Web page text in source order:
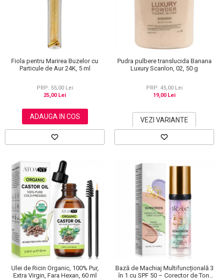
Scrub / Balsam de buze
Netestate pe Animale
Fiola pentru Marirea Buzelor cu
Particule de Aur 24K, 5 ml
PRP: 55,00 Lei
25,00 Lei
ADAUGA IN COS
Pudra pulbere translucida Banana
Luxury Scanlon, 02, 50 g
PRP: 45,00 Lei
19,00 Lei
VEZI VARIANTE
Ulei de Ricin Organic, 100% Pur,
Extra Virgin, Fara Hexan, 60 ml
Bază de Machiaj Multifuncțională 3
în 1 cu SPF 50 – Corector de Ton,